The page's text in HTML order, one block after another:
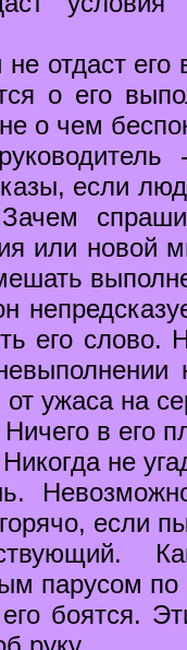
отдаст
о его
о чем
если
или новой
его слово.
от ужаса на
в его
не
если
парусом
боятся.